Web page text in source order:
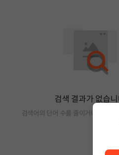
검색 결과가 없습니
검색어의 단어 수를 줄이거나 필터조